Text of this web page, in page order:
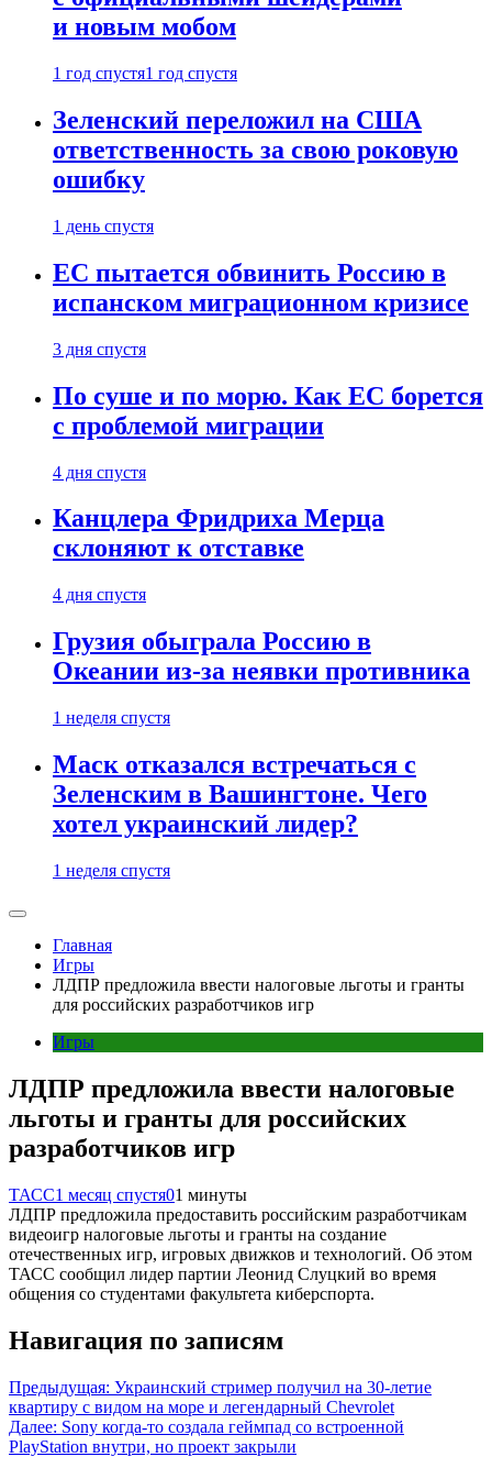
и новым мобом
1 год спустя1 год спустя
Зеленский переложил на США
ответственность за свою роковую
ошибку
1 день спустя
ЕС пытается обвинить Россию в
испанском миграционном кризисе
3 дня спустя
По суше и по морю. Как ЕС борется
с проблемой миграции
4 дня спустя
Канцлера Фридриха Мерца
склоняют к отставке
4 дня спустя
Грузия обыграла Россию в
Океании из-за неявки противника
1 неделя спустя
Маск отказался встречаться с
Зеленским в Вашингтоне. Чего
хотел украинский лидер?
1 неделя спустя
Главная
Игры
ЛДПР предложила ввести налоговые льготы и гранты
для российских разработчиков игр
Игры
ЛДПР предложила ввести налоговые
льготы и гранты для российских
разработчиков игр
ТАСС1 месяц спустя01 минуты
ЛДПР предложила предоставить российским разработчикам
видеоигр налоговые льготы и гранты на создание
отечественных игр, игровых движков и технологий. Об этом
ТАСС сообщил лидер партии Леонид Слуцкий во время
общения со студентами факультета киберспорта.
Навигация по записям
Предыдущая: Украинский стример получил на 30-летие
квартиру с видом на море и легендарный Chevrolet
Далее: Sony когда-то создала геймпад со встроенной
PlayStation внутри, но проект закрыли